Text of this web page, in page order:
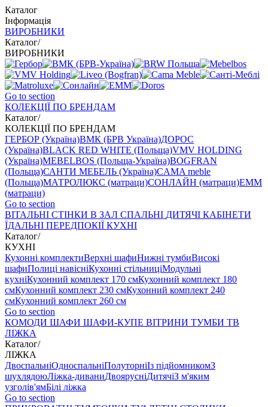
Каталог
Інформація
ВИРОБНИКИ
Каталог/
ВИРОБНИКИ
Go to section
КОЛЕКЦІЇ ПО БРЕНДАМ
Каталог/
КОЛЕКЦІЇ ПО БРЕНДАМ
ГЕРБОР (Україна)ВМК (БРВ Україна)ДОРОС
(Україна)BLACK RED WHITE (Польща)VMV HOLDING
(Україна)MEBELBOS (Польща-Україна)BOGFRAN
(Польща)САНТИ МЕБЕЛЬ (Україна)CAMA meble
(Польща)МАТРОЛЮКС (матраци)СОНЛАЙН (матраци)EMM
(матраци)
Go to section
ВIТАЛЬНI СТІНКИ В ЗАЛ СПАЛЬНІ ДИТЯЧІ КАБІНЕТИ
ЇДАЛЬНI ПЕРЕДПОКІЇ КУХНІ
Каталог/
КУХНІ
Кухонні комплектиВерхні шафиНижні тумбиВисокі
шафиПолиці навісніКухонні стільниціМодульні
кухніКухонний комплект 170 смКухонний комплект 180
смКухонний комплект 230 смКухонний комплект 240
смКухонний комплект 260 см
Go to section
КОМОДИ ШАФИ ШАФИ-КУПЕ ВІТРИНИ ТУМБИ ТВ
ЛІЖКА
Каталог/
ЛІЖКА
ДвоспальніОдноспальніПолуторніІз підйомникомЗ
шухлядоюЛіжка-диваниДвоярусніДитячіЗ м'яким
узголів'ямБілі ліжка
Go to section